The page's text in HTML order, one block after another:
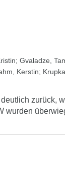
; Gvaladze,
Kerstin;
zurück,
wurden